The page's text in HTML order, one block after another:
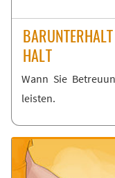
HALT
Wann Sie
leis­ten.